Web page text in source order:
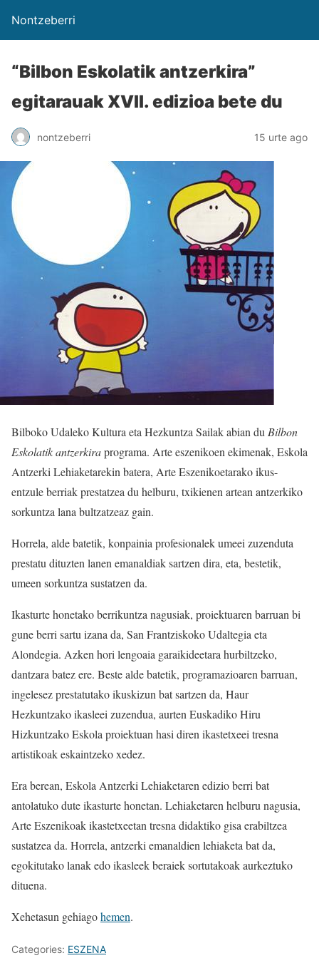
Nontzeberri
“Bilbon Eskolatik antzerkira”
egitarauak XVII. edizioa bete du
nontzeberri 15 urte ago
Bilboko Udaleko Kultura eta Hezkuntza Sailak abian du Bilbon
Eskolatik antzerkiraprograma. Arte eszenikoen ekimenak, Eskola
Antzerki Lehiaketarekin batera, Arte Eszenikoetarako ikus-
entzule berriak prestatzea du helburu, txikienen artean antzerkiko
sorkuntza lana bultzatzeaz gain.
Horrela, alde batetik, konpainia profesionalek umeei zuzenduta
prestatu dituzten lanen emanaldiak sartzen dira, eta, bestetik,
umeen sorkuntza sustatzen da.
Ikasturte honetako berrikuntza nagusiak, proiektuaren barruan bi
gune berri sartu izana da, San Frantziskoko Udaltegia eta
Alondegia. Azken hori lengoaia garaikideetara hurbiltzeko,
dantzara batez ere. Beste alde batetik, programazioaren barruan,
ingelesez prestatutako ikuskizun bat sartzen da, Haur
Hezkuntzako ikasleei zuzendua, aurten Euskadiko Hiru
Hizkuntzako Eskola proiektuan hasi diren ikastetxeei tresna
artistikoak eskaintzeko xedez.
Era berean, Eskola Antzerki Lehiaketaren edizio berri bat
antolatuko dute ikasturte honetan. Lehiaketaren helburu nagusia,
Arte Eszenikoak ikastetxeetan tresna didaktiko gisa erabiltzea
sustatzea da. Horrela, antzerki emanaldien lehiaketa bat da,
egokitutako lanak edo ikasleek beraiek sortutakoak aurkeztuko
dituena.
Xehetasun gehiagohemen.
Categories: ESZENA